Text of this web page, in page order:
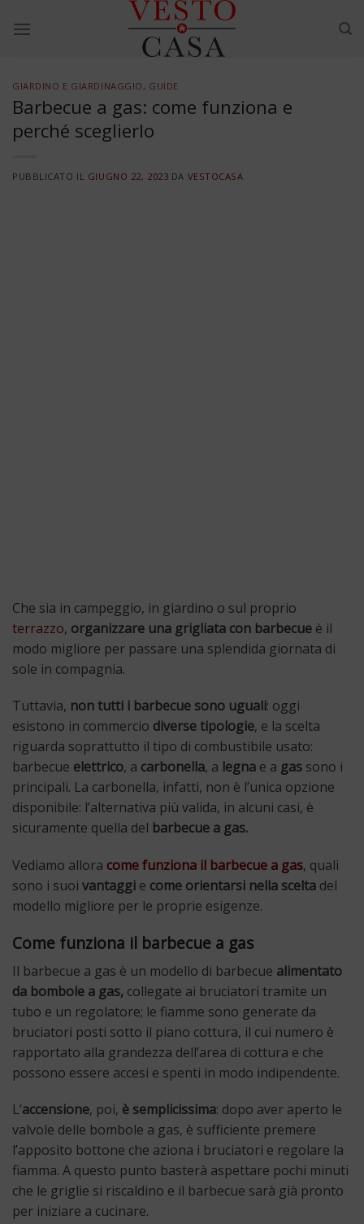
GIARDINO E GIARDINAGGIO , GUIDE
Barbecue a gas: come funziona e
perché sceglierlo
PUBBLICATO IL GIUGNO 22, 2023 DA VESTOCASA
Che sia in campeggio, in giardino o sul proprio
terrazzo, organizzare una grigliata con barbecue è il
modo migliore per passare una splendida giornata di
sole in compagnia.
Tuttavia, non tutti i barbecue sono uguali: oggi
esistono in commercio diverse tipologie, e la scelta
riguarda soprattutto il tipo di combustibile usato:
barbecue elettrico, a carbonella, a legna e a gas sono i
principali. La carbonella, infatti, non è l’unica opzione
disponibile: l’alternativa più valida, in alcuni casi, è
sicuramente quella del barbecue a gas.
Vediamo allora come funziona il barbecue a gas, quali
sono i suoi vantaggi e come orientarsi nella scelta del
modello migliore per le proprie esigenze.
Come funziona il barbecue a gas
Il barbecue a gas è un modello di barbecue alimentato
da bombole a gas, collegate ai bruciatori tramite un
tubo e un regolatore; le fiamme sono generate da
bruciatori posti sotto il piano cottura, il cui numero è
rapportato alla grandezza dell’area di cottura e che
possono essere accesi e spenti in modo indipendente.
L’accensione, poi, è semplicissima: dopo aver aperto le
valvole delle bombole a gas, è sufficiente premere
l’apposito bottone che aziona i bruciatori e regolare la
fiamma. A questo punto basterà aspettare pochi minuti
che le griglie si riscaldino e il barbecue sarà già pronto
per iniziare a cucinare.